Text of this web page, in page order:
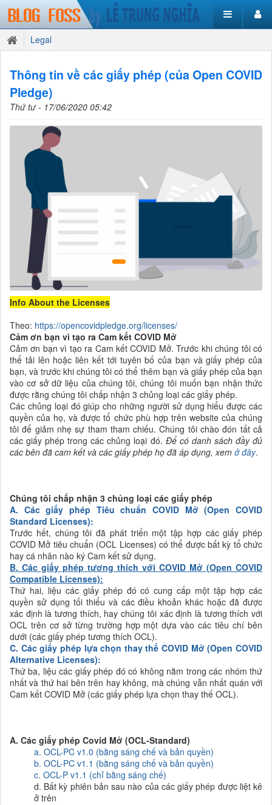
Legal
Thông tin về các giấy phép (của Open COVID
Pledge)
Thứ tư - 17/06/2020 05:42
Info About the Licenses
Theo: https://opencovidpledge.org/licenses/
Cảm ơn bạn vì tạo ra Cam kết COVID Mở
Cảm ơn bạn vì tạo ra Cam kết COVID Mở. Trước khi chúng tôi có
thể tải lên hoặc liên kết tới tuyên bố của bạn và giấy phép của
bạn, và trước khi chúng tôi có thể thêm bạn và giấy phép của bạn
vào cơ sở dữ liệu của chúng tôi, chúng tôi muốn bạn nhận thức
được rằng chúng tôi chấp nhận 3 chủng loại các giấy phép.
Các chủng loại đó giúp cho những người sử dụng hiểu được các
quyền của họ, và được tổ chức phù hợp trên website của chúng
tôi để giảm nhẹ sự tham tham chiếu. Chúng tôi chào đón tất cả
các giấy phép trong các chủng loại đó. Để có danh sách đầy đủ
các bên đã cam kết và các giấy phép họ đã áp dụng, xem ở đây.
Chúng tôi chấp nhận 3 chủng loại các giấy phép
A. Các giấy phép Tiêu chuẩn COVID Mở (Open COVID
Standard Licenses):
Trước hết, chúng tôi đã phát triển một tập hợp các giấy phép
COVID Mở tiêu chuẩn (OCL Licenses) có thể được bất kỳ tổ chức
hay cá nhân nào ký Cam kết sử dụng.
B. Các giấy phép tương thích với COVID Mở (Open COVID
Compatible Licenses):
Thứ hai, liệu các giấy phép đó có cung cấp một tập hợp các
quyền sử dụng tối thiểu và các điều khoản khác hoặc đã được
xác định là tương thích, hay chúng tôi xác định là tương thích với
OCL trên cơ sở từng trường hợp một dựa vào các tiêu chí bên
dưới (các giấy phép tương thích OCL).
C. Các giấy phép lựa chọn thay thế COVID Mở (Open COVID
Alternative Licenses):
Thứ ba, liệu các giấy phép đó có không nằm trong các nhóm thứ
nhất và thứ hai bên trên hay không, mà chúng vẫn nhất quán với
Cam kết COVID Mở (các giấy phép lựa chọn thay thế OCL).
A. Các giấy phép Covid Mở (OCL-Standard)
a. OCL-PC v1.0 (bằng sáng chế và bản quyền)
b. OCL-PC v1.1 (bằng sáng chế và bản quyền)
c. OCL-P v1.1 (chỉ bằng sáng chế)
d. Bất kỳ phiên bản sau nào của các giấy phép được liệt kê
ở trên